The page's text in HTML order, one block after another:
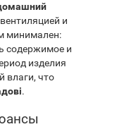
и
минимален:
содержимое и
изделия
влаги, что
.